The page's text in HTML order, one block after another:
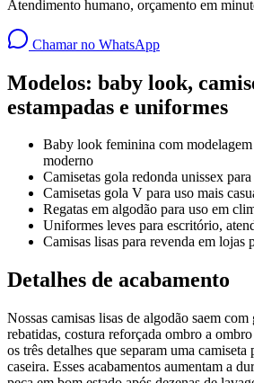
Atendimento humano, orçamento em
Chamar no WhatsApp
Modelos: baby look,
estampadas e uniformes
Baby look feminina com modelagem
moderno
Camisetas gola redonda unissex
Camisetas gola V para uso mais
Regatas em algodão para uso em
Uniformes leves para escritório,
Camisas lisas para revenda em lojas
Detalhes de acabamento
Nossas camisas lisas de algodão saem com
rebatidas, costura reforçada ombro a
os três detalhes que separam uma
caseira. Esses acabamentos aumentam a